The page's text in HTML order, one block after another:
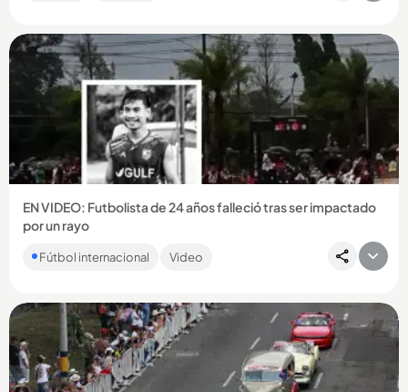
Compartir Noticia
EN VIDEO: Futbolista de 24 años falleció tras ser impactado
por un rayo
La potente descarga eléctrica trambién dejó heridos a otros
doce jugadores. ...
Fútbol internacional Video